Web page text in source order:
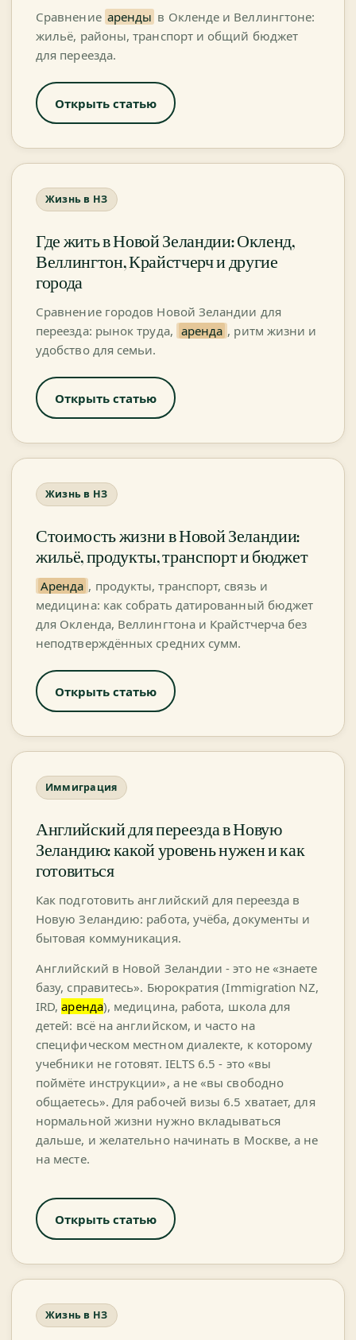
Сравнение аренды в Окленде и Веллингтоне:
жильё, районы, транспорт и общий бюджет
для переезда.
Открыть статью
Жизнь в НЗ
Где жить в Новой Зеландии: Окленд,
Веллингтон, Крайстчерч и другие
города
Сравнение городов Новой Зеландии для
переезда: рынок труда, аренда , ритм жизни и
удобство для семьи.
Открыть статью
Жизнь в НЗ
Стоимость жизни в Новой Зеландии:
жильё, продукты, транспорт и бюджет
Аренда , продукты, транспорт, связь и
медицина: как собрать датированный бюджет
для Окленда, Веллингтона и Крайстчерча без
неподтверждённых средних сумм.
Открыть статью
Иммиграция
Английский для переезда в Новую
Зеландию: какой уровень нужен и как
готовиться
Как подготовить английский для переезда в
Новую Зеландию: работа, учёба, документы и
бытовая коммуникация.
Английский в Новой Зеландии - это не «знаете
базу, справитесь». Бюрократия (Immigration NZ,
IRD,аренда), медицина, работа, школа для
детей: всё на английском, и часто на
специфическом местном диалекте, к которому
учебники не готовят. IELTS 6.5 - это «вы
поймёте инструкции», а не «вы свободно
общаетесь». Для рабочей визы 6.5 хватает, для
нормальной жизни нужно вкладываться
дальше, и желательно начинать в Москве, а не
на месте.
Открыть статью
Жизнь в НЗ